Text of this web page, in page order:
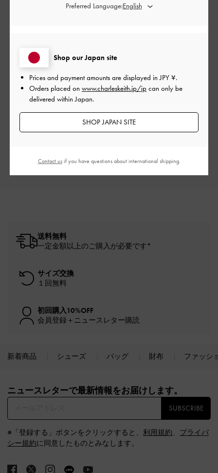
ご感想をお聞かせください
Let us know what you think
送料無料
一定金額以上のご購入が必要です*
サイズ交換
１回無料
初回購入10%OFF
会員登録＋ニュースレター購読
新着商品 シューズ バッグ 財布 ファッシ
ニュースレターで最新情報をお届けします。​
SUBSCRIBE
※「登録する」ボタンをクリックすると、 利用規約、 プライバ
シー規約に同意したものとみなします。
Shop our Japan site
Prices and payment amounts are displayed inJPY ¥.
Orders placed on www.charleskeith.jp/jp can only be
delivered within Japan.
SHOP JAPAN SITE
Preferred Language:
Contact usif you have questions about international shipping.